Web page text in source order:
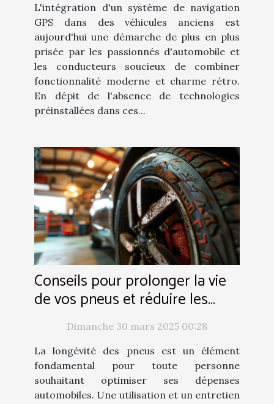
L'intégration d'un système de navigation
GPS dans des véhicules anciens est
aujourd'hui une démarche de plus en plus
prisée par les passionnés d'automobile et
les conducteurs soucieux de combiner
fonctionnalité moderne et charme rétro.
En dépit de l'absence de technologies
préinstallées dans ces...
Conseils pour prolonger la vie
de vos pneus et réduire les
coûts à long terme
Dimanche 30 mars 2025 00:28
La longévité des pneus est un élément
fondamental pour toute personne
souhaitant optimiser ses dépenses
automobiles. Une utilisation et un entretien